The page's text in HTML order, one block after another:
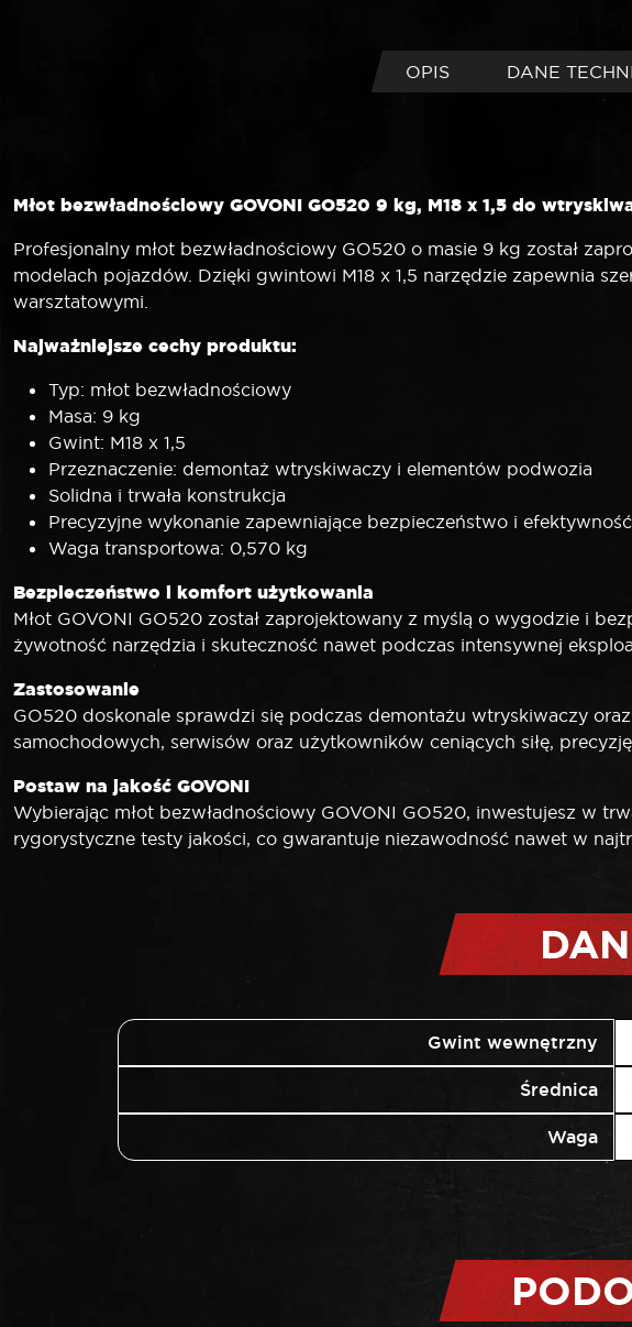
OPIS DANE
Młot bezwładnościowy GOVONI GO520 9 kg, M18 x 1,5 do
Profesjonalny młot bezwładnościowy GO520 o masie 9 kg został
modelach pojazdów. Dzięki gwintowi M18 x 1,5 narzędzie zapewnia
warsztatowymi.
Najważniejsze cechy produktu:
Typ: młot bezwładnościowy
Masa: 9 kg
Gwint: M18 x 1,5
Przeznaczenie: demontaż wtryskiwaczy i elementów podwozia
Solidna i trwała konstrukcja
Precyzyjne wykonanie zapewniające bezpieczeństwo i efektywność
Waga transportowa: 0,570 kg
Bezpieczeństwo i komfort użytkowania
Młot GOVONI GO520 został zaprojektowany z myślą o wygodzie i
żywotność narzędzia i skuteczność nawet podczas intensywnej
Zastosowanie
GO520 doskonale sprawdzi się podczas demontażu wtryskiwaczy
samochodowych, serwisów oraz użytkowników ceniących siłę,
Postaw na jakość GOVONI
Wybierając młot bezwładnościowy GOVONI GO520, inwestujesz w
rygorystyczne testy jakości, co gwarantuje niezawodność nawet w
Gwint wewnętrzny
Średnica
Waga